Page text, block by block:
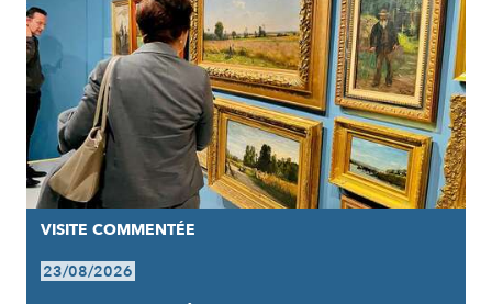
VISITE COMMENTÉE
23/08/2026